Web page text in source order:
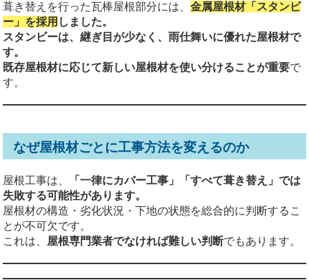
葺き替えを行った瓦棒屋根部分には、金属屋根材「スタンビ
ー」を採用 しました。
スタンビーは、継ぎ目が少なく、雨仕舞いに優れた屋根材で
す。
既存屋根材に応じて新しい屋根材を使い分けることが重要で
す。
なぜ屋根材ごとに工事方法を変えるのか
屋根工事は、
「一律にカバー工事」「すべて葺き替え」では
失敗する可能性があります。
屋根材の構造・劣化状況・下地の状態を総合的に判断するこ
とが不可欠です。
これは、 屋根専門業者でなければ難しい判断でもあります。